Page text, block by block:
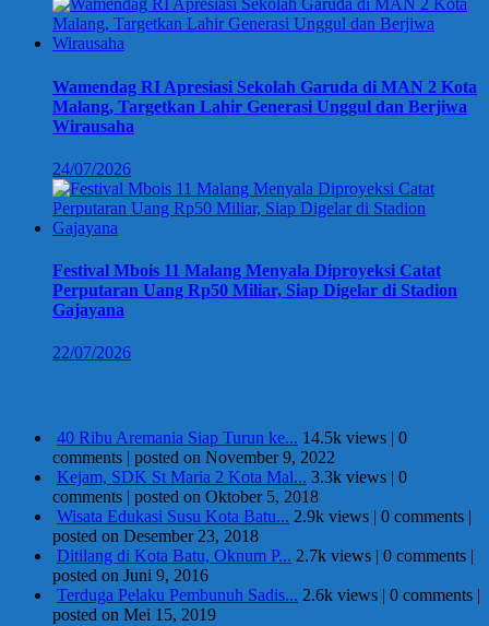
Wamendag RI Apresiasi Sekolah Garuda di MAN 2 Kota
Malang, Targetkan Lahir Generasi Unggul dan Berjiwa
Wirausaha
24/07/2026
Festival Mbois 11 Malang Menyala Diproyeksi Catat
Perputaran Uang Rp50 Miliar, Siap Digelar di Stadion
Gajayana
22/07/2026
40 Ribu Aremania Siap Turun ke... 14.5k views | 0
comments | posted on November 9, 2022
Kejam, SDK St Maria 2 Kota Mal... 3.3k views | 0
comments | posted on Oktober 5, 2018
Wisata Edukasi Susu Kota Batu... 2.9k views | 0 comments |
posted on Desember 23, 2018
Ditilang di Kota Batu, Oknum P... 2.7k views | 0 comments |
posted on Juni 9, 2016
Terduga Pelaku Pembunuh Sadis... 2.6k views | 0 comments |
posted on Mei 15, 2019